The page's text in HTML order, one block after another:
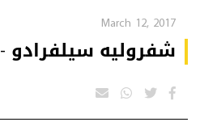
March 12, 2017
شفروليه سيلفرادو - 2017